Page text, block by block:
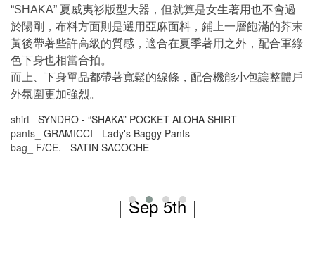
“SHAKA” 夏威夷衫版型大器，但就算是女生著用也不會過
於陽剛，布料方面則是選用亞麻面料，鋪上一層飽滿的芥末
黃後帶著些許高級的質感，適合在夏季著用之外，配合軍綠
色下身也相當合拍。
而上、下身單品都帶著寬鬆的線條，配合機能小包讓整體戶
外氛圍更加強烈。
shirt_ SYNDRO - “SHAKA” POCKET ALOHA SHIRT
pants_ GRAMICCI - Lady's Baggy Pants
bag_ F/CE. - SATIN SACOCHE
｜Sep 5th ｜